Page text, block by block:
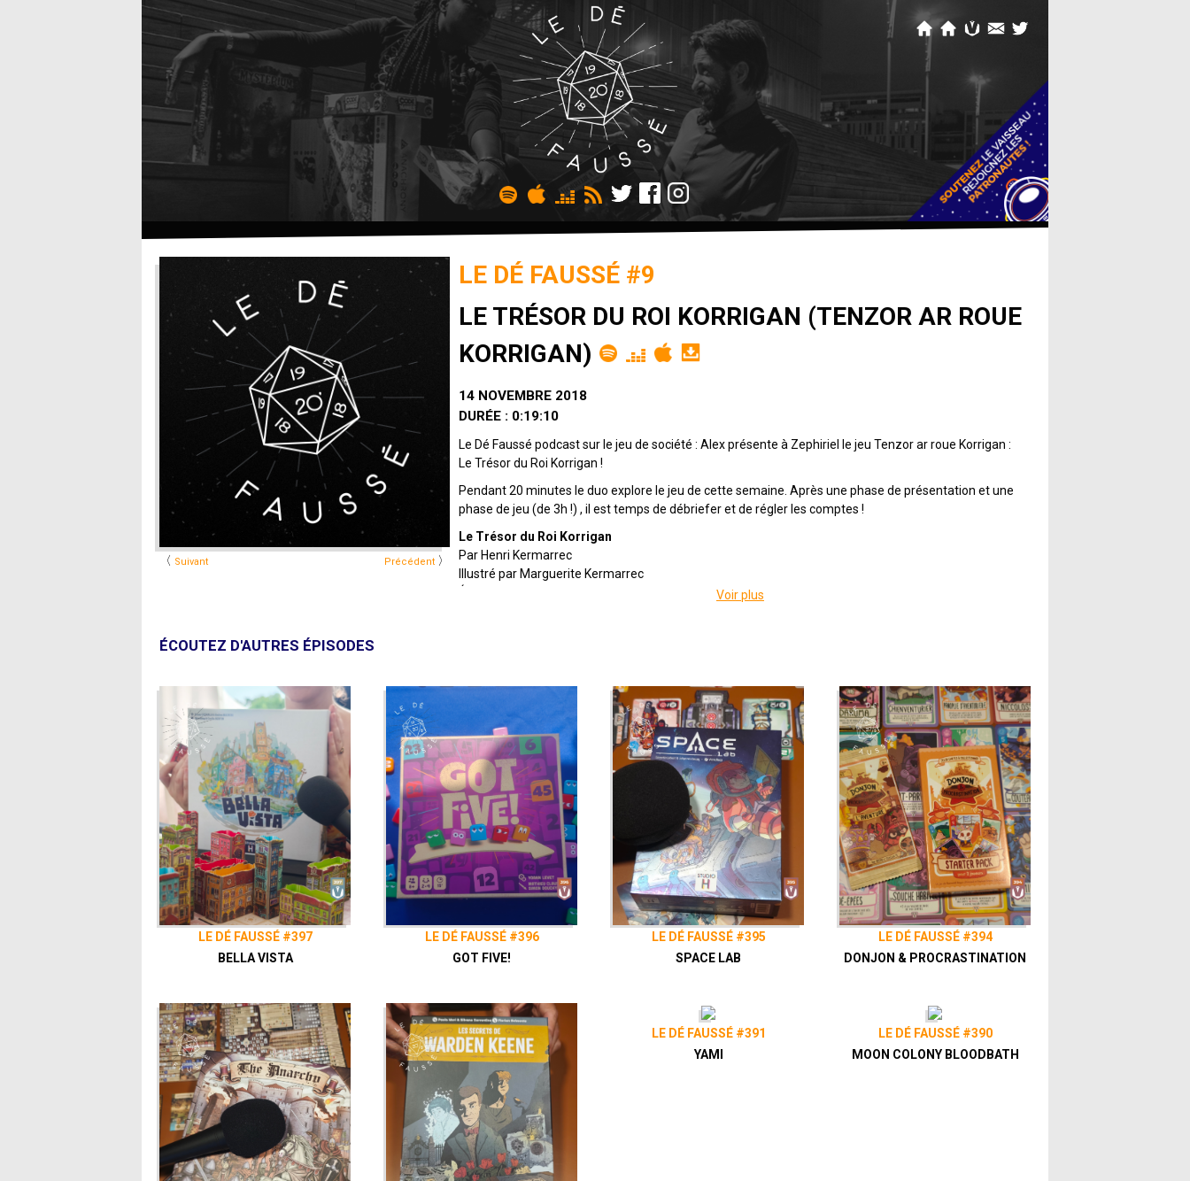
〈 Suivant Précédent〉
LE DÉ FAUSSÉ #9
LE TRÉSOR DU ROI KORRIGAN (TENZOR AR ROUE
KORRIGAN)
14 NOVEMBRE 2018
DURÉE : 0:19:10
Le Dé Faussé podcast sur le jeu de société : Alex présente à Zephiriel le jeu Tenzor ar roue Korrigan :
Le Trésor du Roi Korrigan !
Pendant 20 minutes le duo explore le jeu de cette semaine. Après une phase de présentation et une
phase de jeu (de 3h !) , il est temps de débriefer et de régler les comptes !
Le Trésor du Roi Korrigan
Par Henri Kermarrec
Illustré par Marguerite Kermarrec
Présenté parAlex
Voir plus
ÉCOUTEZ D'AUTRES ÉPISODES
LE DÉ FAUSSÉ #397
BELLA VISTA
LE DÉ FAUSSÉ #396
GOT FIVE!
LE DÉ FAUSSÉ #395
SPACE LAB
LE DÉ FAUSSÉ #394
DONJON & PROCRASTINATION
LE DÉ FAUSSÉ #391
YAMI
LE DÉ FAUSSÉ #390
MOON COLONY BLOODBATH